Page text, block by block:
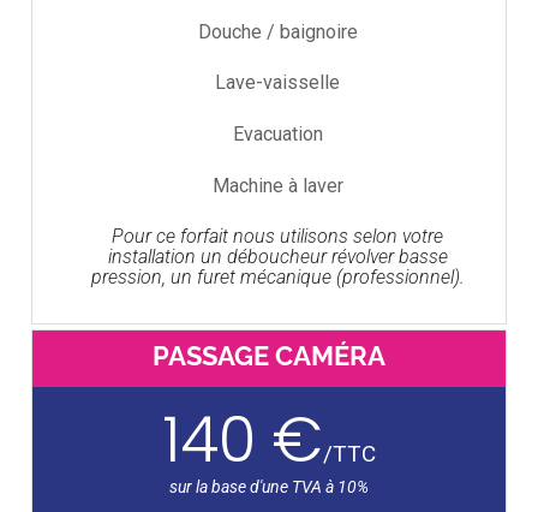
Douche / baignoire
Lave-vaisselle
Evacuation
Machine à laver
Pour ce forfait nous utilisons selon votre
installation un déboucheur révolver basse
pression, un furet mécanique (professionnel).
PASSAGE CAMÉRA
140 €/TTC